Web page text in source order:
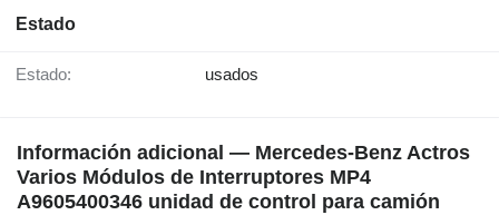
Estado
Estado: usados
Información adicional — Mercedes-Benz Actros
Varios Módulos de Interruptores MP4
A9605400346 unidad de control para camión